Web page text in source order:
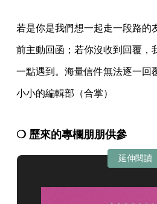
若是你是我們想一起走一段路的
前主動回函；若你沒收到回覆，
一點遇到。海量信件無法逐一回
小小的編輯部（合掌）
❍ 歷來的專欄朋朋供參
延伸閱讀